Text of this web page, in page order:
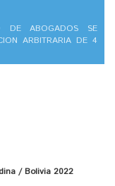
DE ABOGADOS SE
ARBITRARIA DE 4
/ Bolivia 2022